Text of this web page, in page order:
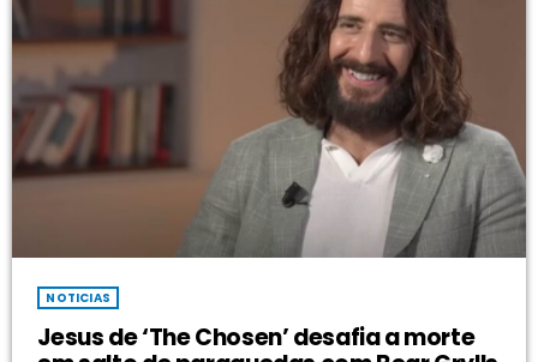
NOTICIAS
Jesus de ‘The Chosen’ desafia a morte